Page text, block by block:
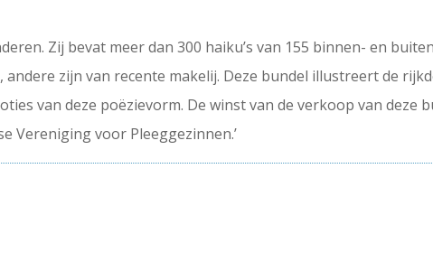
Zij bevat meer dan 300 haiku’s van 155 binnen- en
zijn van recente makelij. Deze bundel illustreert de
van deze poëzievorm. De winst van de verkoop van deze
Vereniging voor Pleeggezinnen.’